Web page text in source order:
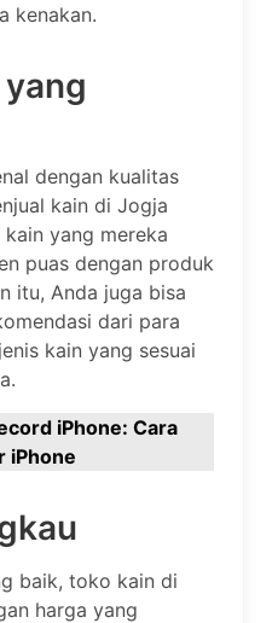
kenakan.
dengan kualitas
kain di Jogja
yang mereka
puas dengan produk
itu, Anda juga bisa
dari para
kain yang sesuai
iPhone: Cara
iPhone
baik, toko kain di
harga yang